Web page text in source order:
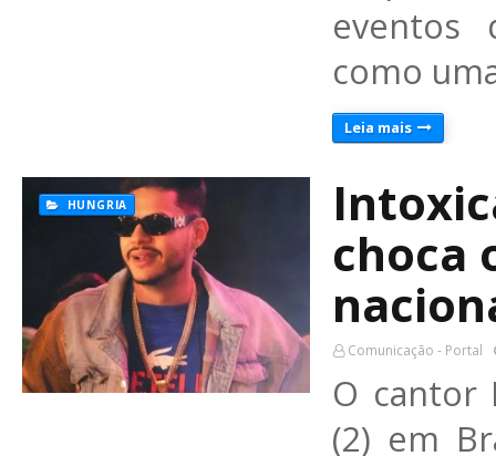
eventos
como
Leia mais
HUNGRIA
choca
Comunicação - Portal
O cantor
(2) em